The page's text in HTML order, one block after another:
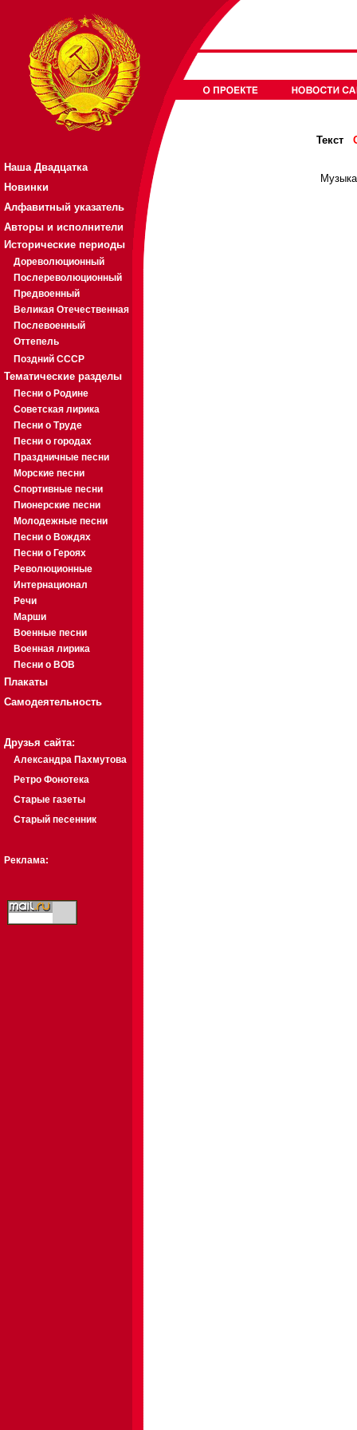
Наша Двадцатка
Новинки
Алфавитный указатель
Авторы и исполнители
Исторические периоды
Дореволюционный
Послереволюционный
Предвоенный
Великая Отечественная
Послевоенный
Оттепель
Поздний СССР
Тематические разделы
Песни о Родине
Советская лирика
Песни о Труде
Песни о городах
Праздничные песни
Морские песни
Спортивные песни
Пионерские песни
Молодежные песни
Песни о Вождях
Песни о Героях
Революционные
Интернационал
Речи
Марши
Военные песни
Военная лирика
Песни о ВОВ
Плакаты
Самодеятельность
Друзья сайта:
Александра Пахмутова
Ретро Фонотека
Старые газеты
Старый песенник
Реклама:
Текст